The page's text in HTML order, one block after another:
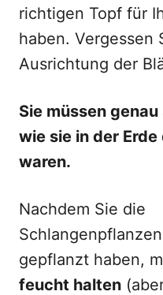
richtigen Topf für
haben. Vergessen
Ausrichtung der
Sie müssen
wie sie in der
waren.
Nachdem Sie die
gepflanzt haben,
feucht halten